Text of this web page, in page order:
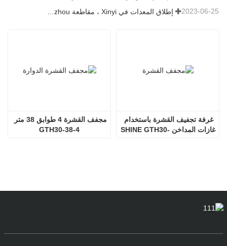
2023-06-25
GTH30-38-4
غازات المداخن SHINE GTH30-